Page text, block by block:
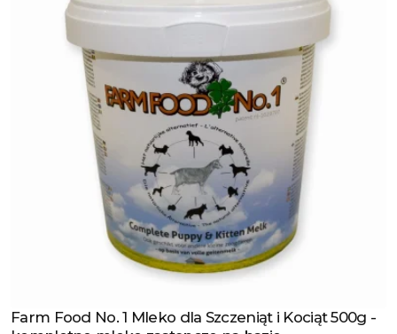
Zobacz produkt
Farm Food No. 1 Mleko dla Szczeniąt i Kociąt 500g -